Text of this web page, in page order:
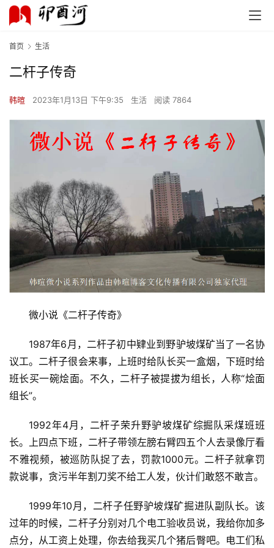
首页 生活
二杆子传奇
韩暄 2023年1月13日 下午9:35 生活 阅读 7864
微小说《二杆子传奇》
1987年6月，二杆子初中肄业到野驴坡煤矿当了一名协
议工。二杆子很会来事，上班时给队长买一盒烟，下班时给
班长买一碗烩面。不久，二杆子被提拔为组长，人称“烩面
组长”。
1992年4月，二杆子荣升野驴坡煤矿综掘队采煤班班
长。上四点下班，二杆子带领左膀右臂四五个人去录像厅看
不雅视频，被巡防队捉了去，罚款1000元。二杆子就拿罚
款说事，贪污半年割刀奖不给工人发，伙计们敢怒不敢言。
1999年10月，二杆子任野驴坡煤矿掘进队副队长。该
过年的时候，二杆子分别对几个电工验收员说，我给你加多
点分，从工资上处理，你去给我买几个猪后臀吧。电工们私